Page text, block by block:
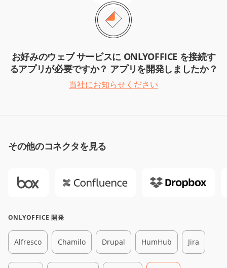
お好みのウェブ サービスに ONLYOFFICE を接続す
るアプリが必要ですか？ アプリを開発しましたか？
当社にお知らせください
その他のコネクタを見る
ONLYOFFICE 開発
Alfresco Chamilo Drupal HumHub Jira